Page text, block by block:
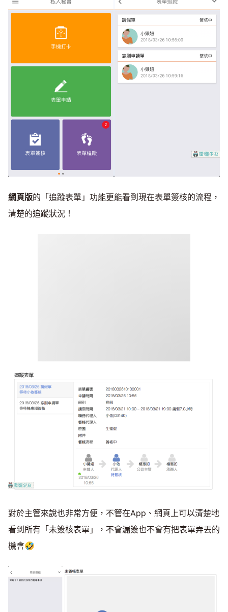
網頁版的「追蹤表單」功能更能看到現在表單簽核的流程，
清楚的追蹤狀況！
對於主管來說也非常方便，不管在App、網頁上可以清楚地
看到所有「未簽核表單」，不會漏簽也不會有把表單弄丟的
機會🤣